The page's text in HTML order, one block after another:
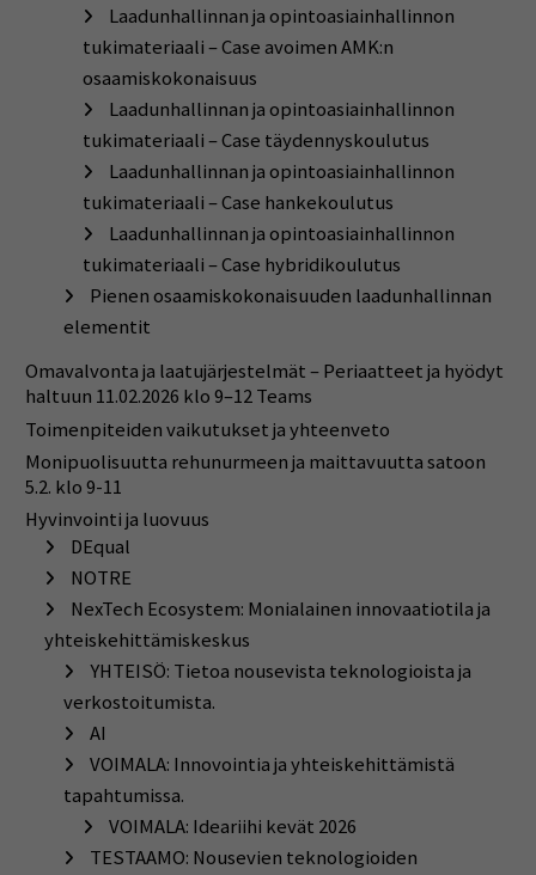
Laadunhallinnan ja opintoasiainhallinnon
tukimateriaali – Case avoimen AMK:n
osaamiskokonaisuus
Laadunhallinnan ja opintoasiainhallinnon
tukimateriaali – Case täydennyskoulutus
Laadunhallinnan ja opintoasiainhallinnon
tukimateriaali – Case hankekoulutus
Laadunhallinnan ja opintoasiainhallinnon
tukimateriaali – Case hybridikoulutus
Pienen osaamiskokonaisuuden laadunhallinnan
elementit
Omavalvonta ja laatujärjestelmät – Periaatteet ja hyödyt
haltuun 11.02.2026 klo 9–12 Teams
Toimenpiteiden vaikutukset ja yhteenveto
Monipuolisuutta rehunurmeen ja maittavuutta satoon
5.2. klo 9-11
Hyvinvointi ja luovuus
DEqual
NOTRE
NexTech Ecosystem: Monialainen innovaatiotila ja
yhteiskehittämiskeskus
YHTEISÖ: Tietoa nousevista teknologioista ja
verkostoitumista.
AI
VOIMALA: Innovointia ja yhteiskehittämistä
tapahtumissa.
VOIMALA: Ideariihi kevät 2026
TESTAAMO: Nousevien teknologioiden